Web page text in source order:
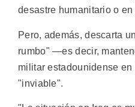
desastre humanitario o
Pero, además, descarta
rumbo" —es decir,
militar estadounidense
"inviable".